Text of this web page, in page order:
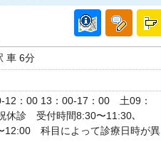
車 6分
12：00 13：00-17：00 土09：
診 受付時間8:30〜11:30､
12:00 科目によって診療日時が異